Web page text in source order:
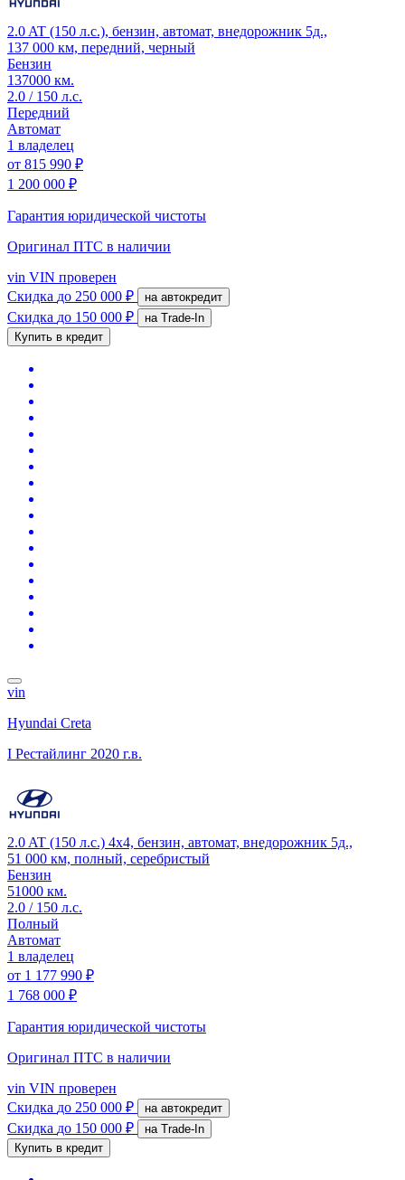
2.0 AT (150 л.с.), бензин, автомат, внедорожник 5д.,
137 000 км, передний, черный
Бензин
137000 км.
2.0 / 150 л.с.
Передний
Автомат
1 владелец
от 815 990 ₽
1 200 000 ₽
Гарантия юридической чистоты
Оригинал ПТС в наличии
vin VIN проверен
Скидка до 250 000 ₽ на автокредит
Скидка до 150 000 ₽
на Trade-In
Купить в кредит
vin
Hyundai Creta
I Рестайлинг 2020 г.в.
2.0 AT (150 л.с.) 4x4, бензин, автомат, внедорожник 5д.,
51 000 км, полный, серебристый
Бензин
51000 км.
2.0 / 150 л.с.
Полный
Автомат
1 владелец
от 1 177 990 ₽
1 768 000 ₽
Гарантия юридической чистоты
Оригинал ПТС в наличии
vin VIN проверен
Скидка до 250 000 ₽ на автокредит
Скидка до 150 000 ₽
на Trade-In
Купить в кредит